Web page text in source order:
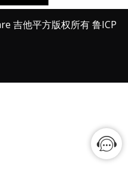
吉他平方版权所有鲁ICP